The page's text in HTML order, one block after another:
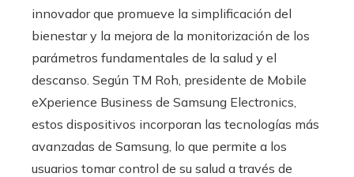
innovador que promueve la simplificación del
bienestar y la mejora de la monitorización de los
parámetros fundamentales de la salud y el
descanso. Según TM Roh, presidente de Mobile
eXperience Business de Samsung Electronics,
estos dispositivos incorporan las tecnologías más
avanzadas de Samsung, lo que permite a los
usuarios tomar control de su salud a través de